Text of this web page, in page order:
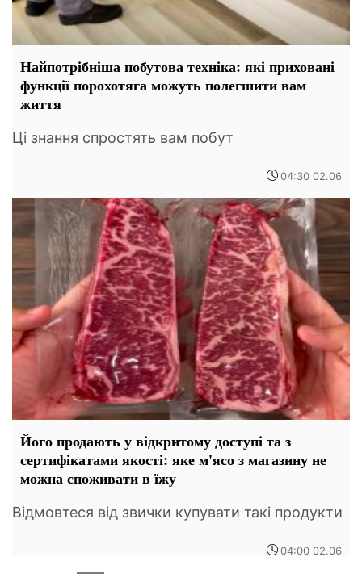
Найпотрібніша побутова техніка: які приховані
функції порохотяга можуть полегшити вам
життя
Ці знання спростять вам побут
04:30 02.06
Його продають у відкритому доступі та з
сертифікатами якості: яке м'ясо з магазину не
можна споживати в їжу
Відмовтеся від звички купувати такі продукти
04:00 02.06